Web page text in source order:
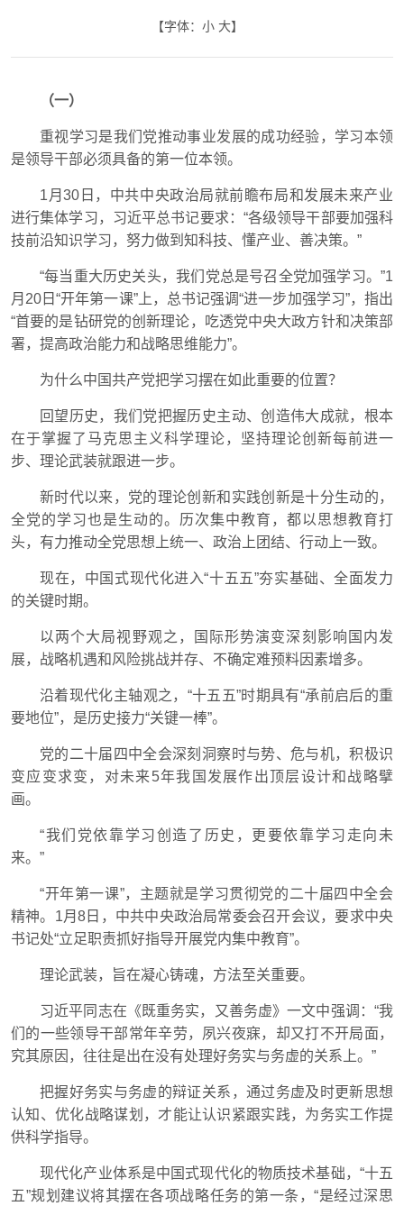
【字体： 小 大】
（一）
重视学习是我们党推动事业发展的成功经验，学习本领
是领导干部必须具备的第一位本领。
1月30日，中共中央政治局就前瞻布局和发展未来产业
进行集体学习，习近平总书记要求：“各级领导干部要加强科
技前沿知识学习，努力做到知科技、懂产业、善决策。”
“每当重大历史关头，我们党总是号召全党加强学习。”1
月20日“开年第一课”上，总书记强调“进一步加强学习”，指出
“首要的是钻研党的创新理论，吃透党中央大政方针和决策部
署，提高政治能力和战略思维能力”。
为什么中国共产党把学习摆在如此重要的位置？
回望历史，我们党把握历史主动、创造伟大成就，根本
在于掌握了马克思主义科学理论，坚持理论创新每前进一
步、理论武装就跟进一步。
新时代以来，党的理论创新和实践创新是十分生动的，
全党的学习也是生动的。历次集中教育，都以思想教育打
头，有力推动全党思想上统一、政治上团结、行动上一致。
现在，中国式现代化进入“十五五”夯实基础、全面发力
的关键时期。
以两个大局视野观之，国际形势演变深刻影响国内发
展，战略机遇和风险挑战并存、不确定难预料因素增多。
沿着现代化主轴观之，“十五五”时期具有“承前启后的重
要地位”，是历史接力“关键一棒”。
党的二十届四中全会深刻洞察时与势、危与机，积极识
变应变求变，对未来5年我国发展作出顶层设计和战略擘
画。
“我们党依靠学习创造了历史，更要依靠学习走向未
来。”
“开年第一课”，主题就是学习贯彻党的二十届四中全会
精神。1月8日，中共中央政治局常委会召开会议，要求中央
书记处“立足职责抓好指导开展党内集中教育”。
理论武装，旨在凝心铸魂，方法至关重要。
习近平同志在《既重务实，又善务虚》一文中强调：“我
们的一些领导干部常年辛劳，夙兴夜寐，却又打不开局面，
究其原因，往往是出在没有处理好务实与务虚的关系上。”
把握好务实与务虚的辩证关系，通过务虚及时更新思想
认知、优化战略谋划，才能让认识紧跟实践，为务实工作提
供科学指导。
现代化产业体系是中国式现代化的物质技术基础，“十五
五”规划建议将其摆在各项战略任务的第一条，“是经过深思